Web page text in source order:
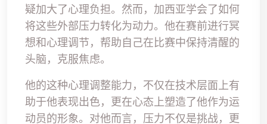
疑加大了心理负担。然而，加西亚学会了如何
将这些外部压力转化为动力。他在赛前进行冥
想和心理调节，帮助自己在比赛中保持清醒的
头脑，克服焦虑。
他的这种心理调整能力，不仅在技术层面上有
助于他表现出色，更在心态上塑造了他作为运
动员的形象。对他而言，压力不仅是挑战，更